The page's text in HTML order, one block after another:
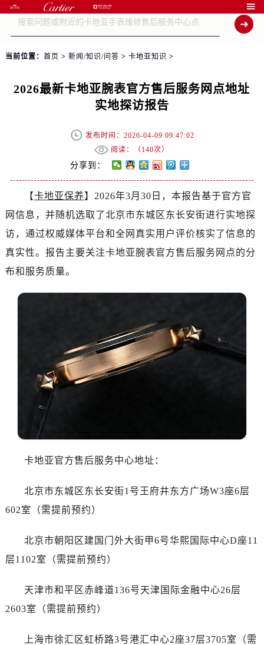

当前位置： 首页 > 新闻/知识/问答 > 卡地亚知识 >
2026最新卡地亚腕表官方售后服务网点地址
实地探访报告
发布时间：2026-04-09 09:47:02
阅读：（140次）
分享到：
【卡地亚保养】2026年3月30日，本报告基于官方官
网信息，并随机选取了北京市东城区东长安街进行实地探
访，通过权威媒体平台和全网真实用户评价核实了信息的
真实性。报告主要关注卡地亚腕表官方售后服务网点的分
布和服务质量。
卡地亚官方售后服务中心地址：
北京市东城区东长安街1号王府井东方广场W3座6层
602室（需提前预约）
北京市朝阳区建国门外大街甲6号华熙国际中心D座11
层1102室（需提前预约）
天津市和平区赤峰道136号天津国际金融中心26层
2603室（需提前预约）
上海市徐汇区虹桥路3号港汇中心2座37层3705室（需